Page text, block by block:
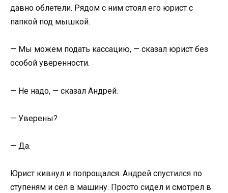
давно облетели. Рядом с ним стоял его юрист с
папкой под мышкой.
— Мы можем подать кассацию, — сказал юрист без
особой уверенности.
— Не надо, — сказал Андрей.
— Уверены?
— Да.
Юрист кивнул и попрощался. Андрей спустился по
ступеням и сел в машину. Просто сидел и смотрел в